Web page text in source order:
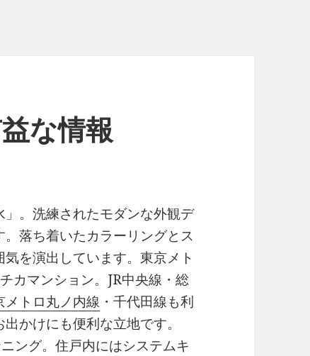
な情報
。洗練されたモダンな外観デ
落ち着いたカラーリングとス
を演出しています。東京メト
カマンション。JR中央線・総
メトロ丸ノ内線 ・千代田線も利
かけにも便利な立地です。
ング。住戸内にはシステムキ